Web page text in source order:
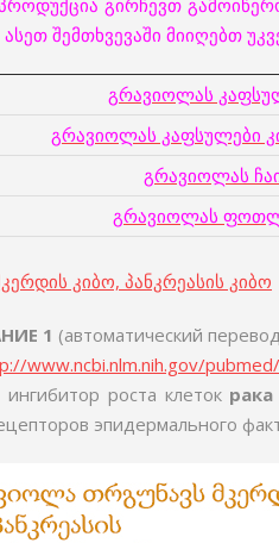
გირჩევთ
შემთხვევაში მიიღებთ
გრავიოლას
გრავიოლას კაფსულები
გრავიოლას
გრავიოლას
კიბო, პანკრეასის კიბო
1 (автоматический
www.ncbi.nlm.nih.gov/
роста клеток
эпидермального